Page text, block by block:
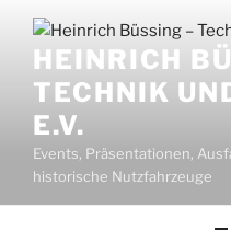
Inhalt
springenHEINRICH
TECHNIK
E.V.
Events, Präsentationen,
historische Nutzfahrzeuge